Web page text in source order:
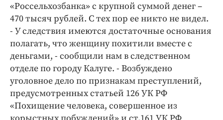
Праздники
Происшествия
Спорт
Экономика и бизнес
ПРОЕКТЫ
Блоги
Издания
«Россельхозбанка» с крупной суммой денег –
470 тысяч рублей. С тех пор ее никто не видел.
- У следствия имеются достаточные основания
полагать, что женщину похитили вместе с
деньгами, - сообщили нам в следственном
отделе по городу Калуге. - Возбуждено
уголовное дело по признакам преступлений,
предусмотренных статьей 126 УК РФ
«Похищение человека, совершенное из